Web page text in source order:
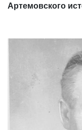
Артемовского